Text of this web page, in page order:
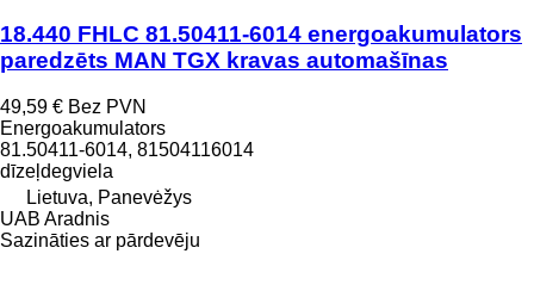
18.440 FHLC 81.50411-6014 energoakumulators
paredzēts MAN TGX kravas automašīnas
49,59 € Bez PVN
Energoakumulators
81.50411-6014, 81504116014
dīzeļdegviela
Lietuva, Panevėžys
UAB Aradnis
Sazināties ar pārdevēju